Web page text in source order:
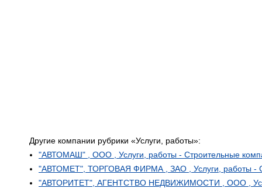
Другие компании рубрики «Услуги, работы»:
"АВТОМАШ" , ООО , Услуги, работы - Строительные
"АВТОМЕТ", ТОРГОВАЯ ФИРМА , ЗАО , Услуги, работы -
"АВТОРИТЕТ", АГЕНТСТВО НЕДВИЖИМОСТИ , ООО ,